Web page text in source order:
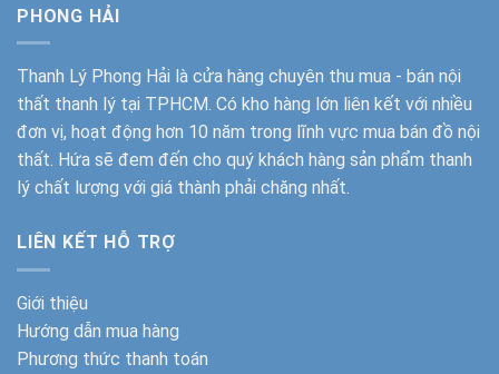
PHONG HẢI
Thanh Lý Phong Hải là cửa hàng chuyên thu mua - bán nội
thất thanh lý tại TPHCM. Có kho hàng lớn liên kết với nhiều
đơn vị, hoạt động hơn 10 năm trong lĩnh vực mua bán đồ nội
thất. Hứa sẽ đem đến cho quý khách hàng sản phẩm thanh
lý chất lượng với giá thành phải chăng nhất.
LIÊN KẾT HỖ TRỢ
Giới thiệu
Hướng dẫn mua hàng
Phương thức thanh toán